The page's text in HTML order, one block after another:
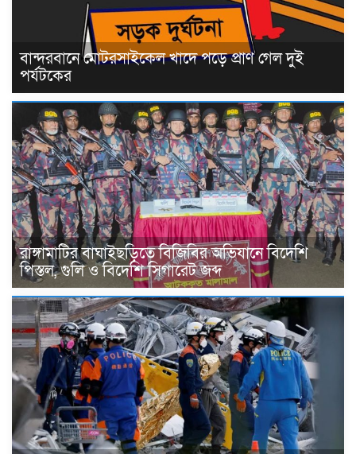
বান্দরবানে মোটরসাইকেল খাদে পড়ে প্রাণ গেল দুই
পর্যটকের
রাঙ্গামাটির বাঘাইছড়িতে বিজিবির অভিযানে বিদেশি
পিস্তল, গুলি ও বিদেশি সিগারেট জব্দ